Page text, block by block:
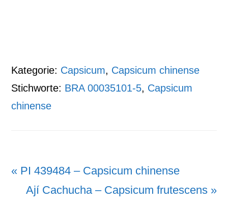
Kategorie: Capsicum, Capsicum chinense
Stichworte: BRA 00035101-5, Capsicum
chinense
Vorheriger
Beitrag:
« PI 439484 – Capsicum chinense
Nächster
Ají Cachucha – Capsicum frutescens »